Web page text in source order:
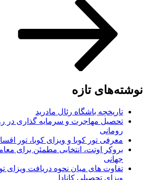
نوشته‌های تازه
تاریخچه باشگاه رئال مادرید
تحصیل مهاجرت و سرمایه گذاری در
رومانی
معرفی تور کوبا و ویزای کوبا، تور
بروکر اوتت، انتخابی مطمئن برای
جهانی
تفاوت های میان نحوه دریافت ویزای
ویزای تحصیلی کانادا